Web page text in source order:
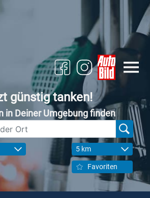
günstig tanken!
in Deiner Umgebung finden
5 km
Favoriten